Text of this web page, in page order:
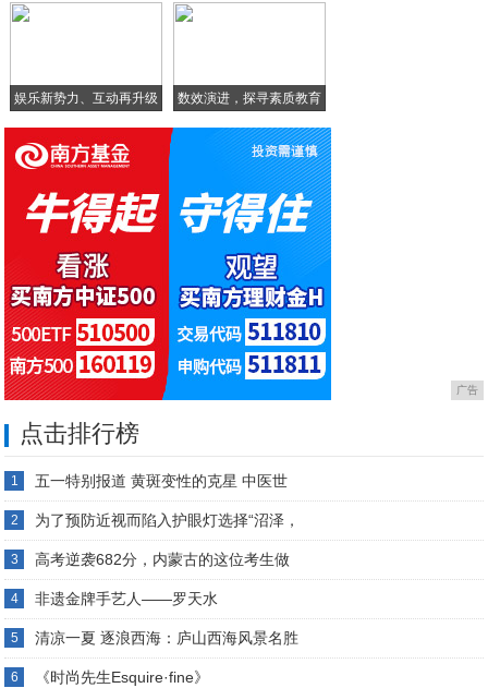
娱乐新势力、互动再升级
数效演进，探寻素质教育
广告
点击排行榜
1 五一特别报道 黄斑变性的克星 中医世
2 为了预防近视而陷入护眼灯选择“沼泽，
3 高考逆袭682分，内蒙古的这位考生做
4 非遗金牌手艺人——罗天水
5 清凉一夏 逐浪西海：庐山西海风景名胜
6 《时尚先生Esquire·fine》